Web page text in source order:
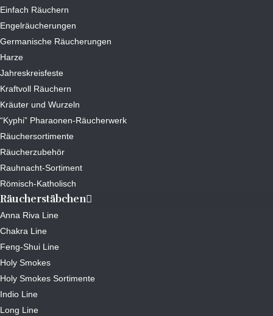
Einfach Räuchern
Engelräucherungen
Germanische Räucherungen
Harze
Jahreskreisfeste
Kraftvoll Räuchern
Kräuter und Wurzeln
“Kyphi” Pharaonen-Räucherwerk
Räuchersortimente
Räucherzubehör
Rauhnacht-Sortiment
Römisch-Katholisch
Räucherstäbchen
Anna Riva Line
Chakra Line
Feng-Shui Line
Holy Smokes
Holy Smokes Sortimente
Indio Line
Long Line